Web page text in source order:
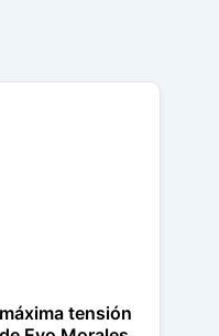
tensión